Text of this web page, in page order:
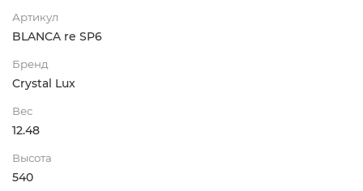
Артикул
BLANCA re SP6
Бренд
Crystal Lux
Вес
12.48
Высота
540